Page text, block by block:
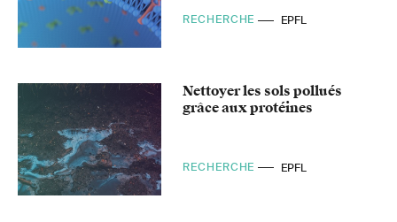
RECHERCHE EPFL
Nettoyer les sols pollués
grâce aux protéines
RECHERCHE EPFL